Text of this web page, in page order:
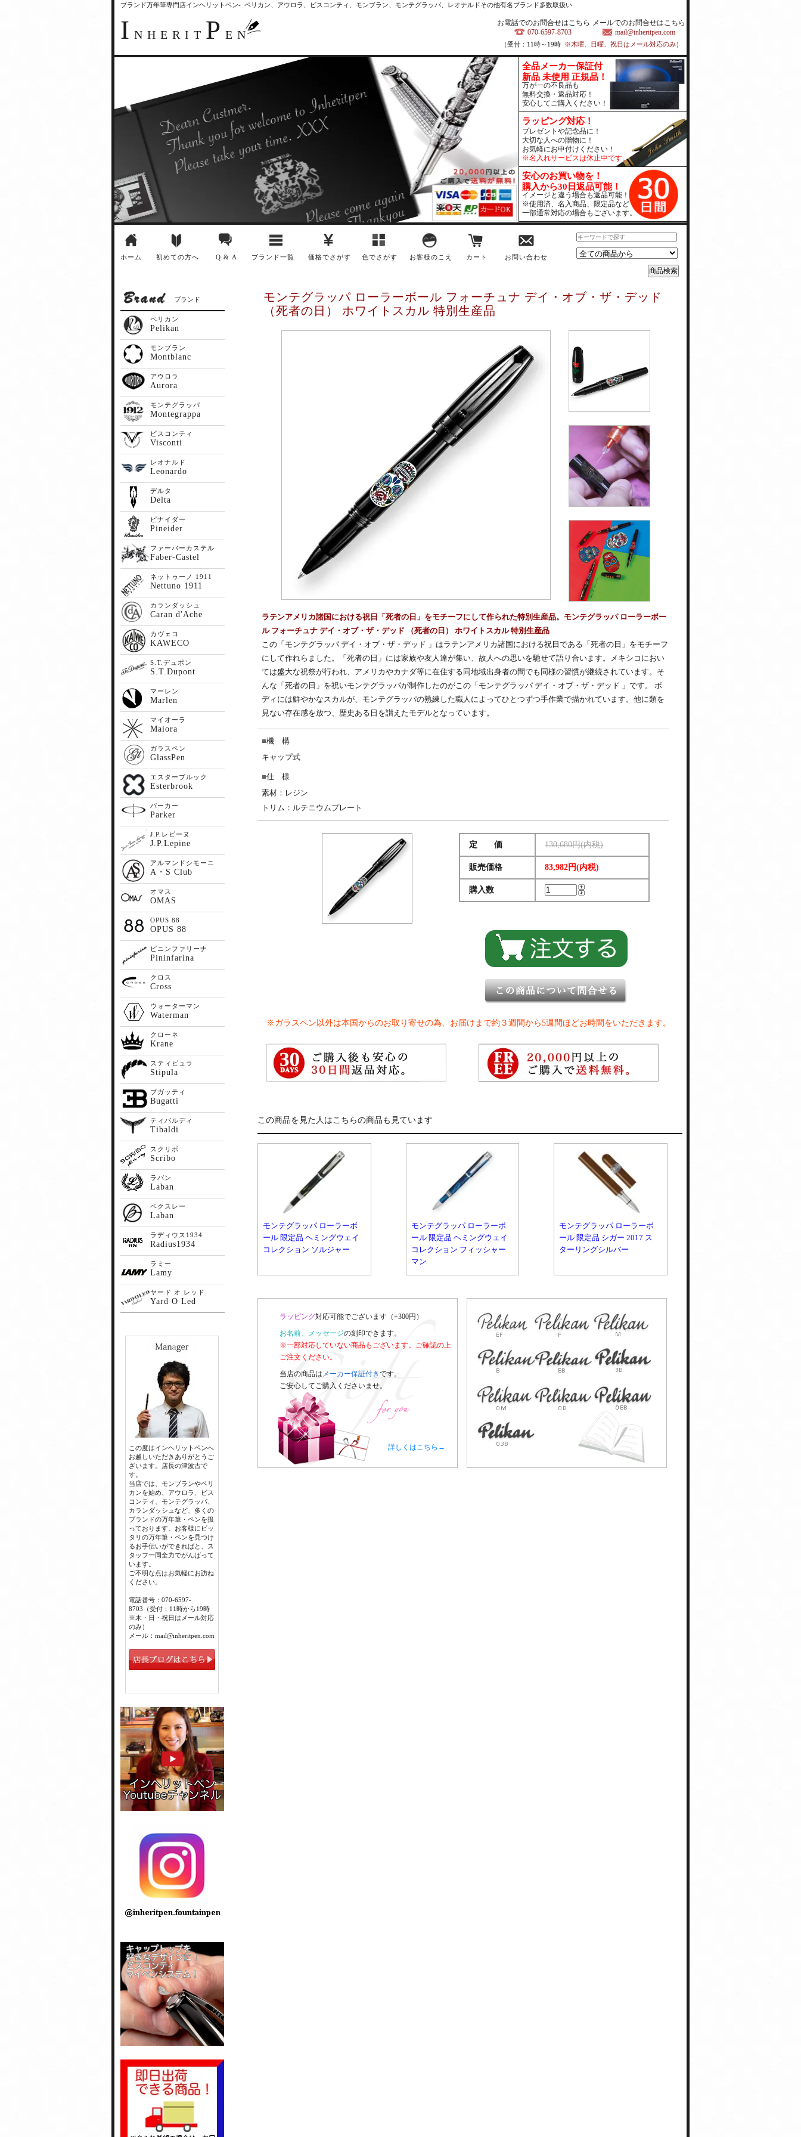
ブランド万年筆専門店インヘリットペン- ペリカン、アウロラ、ビスコンティ、モンブラン、モンテグラッパ、レオナルドその他有名ブランド多数取扱い
I NHERIT P EN
お電話でのお問合せはこちら
070-6597-8703
メールでのお問合せはこちら
mail@inheritpen.com
（受付：11時～19時 ※木曜、日曜、祝日はメール対応のみ）
全品メーカー保証付
新品 未使用 正規品！
万が一の不良品も
無料交換・返品対応！
安心してご購入ください！
ラッピング対応！
プレゼントや記念品に！
大切な人への贈物に！
お気軽にお申付けください！
※名入れサービスは休止中です。
安心のお買い物を！
購入から30日返品可能！
イメージと違う場合も返品可能！
※使用済、名入商品、限定品など
一部通常対応の場合もございます。
ホーム 初めての方へ Q & A ブランド一覧 価格でさがす 色でさがす お客様のこえ カート お問い合わせ
モンテグラッパ ローラーボール フォーチュナ デイ・オブ・ザ・デッド
（死者の日） ホワイトスカル 特別生産品
ラテンアメリカ諸国における祝日「死者の日」をモチーフにして作られた特別生産品。モンテグラッパ ローラーボー
ル フォーチュナ デイ・オブ・ザ・デッド （死者の日） ホワイトスカル 特別生産品
この「モンテグラッパ デイ・オブ・ザ・デッド 」はラテンアメリカ諸国における祝日である「死者の日」をモチーフ
にして作れらました。「死者の日」には家族や友人達が集い、故人への思いを馳せて語り合います。メキシコにおい
ては盛大な祝祭が行われ、アメリカやカナダ等に在住する同地域出身者の間でも同様の習慣が継続されています。そ
んな「死者の日」を祝いモンテグラッパが制作したのがこの「モンテグラッパ デイ・オブ・ザ・デッド 」です。 ボ
ディには鮮やかなスカルが、モンテグラッパの熟練した職人によってひとつずつ手作業で描かれています。他に類を
見ない存在感を放つ、歴史ある日を讃えたモデルとなっています。
機 構
キャップ式
仕 様
素材：レジン
トリム：ルテニウムプレート
定 価 130,680円(内税)
販売価格 83,982円(内税)
購入数
※ガラスペン以外は本国からのお取り寄せの為、お届けまで約３週間から5週間ほどお時間をいただきます。
この商品を見た人はこちらの商品も見ています
モンテグラッパ ローラーボ
ール 限定品 ヘミングウェイ
コレクション ソルジャー
モンテグラッパ ローラーボ
ール 限定品 ヘミングウェイ
コレクション フィッシャー
マン
モンテグラッパ ローラーボ
ール 限定品 シガー 2017 ス
ターリングシルバー
ラッピング対応可能でございます（+300円）
お名前、メッセージの刻印できます。
※一部対応していない商品もございます。ご確認の上
ご注文ください。
当店の商品は メーカー保証付きです。
ご安心してご購入くださいませ。
詳しくはこちら→
ブランド
ペリカン
Pelikan
モンブラン
Montblanc
アウロラ
Aurora
モンテグラッパ
Montegrappa
ビスコンティ
Visconti
レオナルド
Leonardo
デルタ
Delta
ピナイダー
Pineider
ファーバーカステル
Faber-Castel
ネットゥーノ 1911
Nettuno 1911
カランダッシュ
Caran d'Ache
カヴェコ
KAWECO
S.T.デュポン
S.T.Dupont
マーレン
Marlen
マイオーラ
Maiora
ガラスペン
GlassPen
エスターブルック
Esterbrook
パーカー
Parker
J.P.レピーヌ
J.P.Lepine
アルマンドシモーニ
A・S Club
オマス
OMAS
OPUS 88
OPUS 88
ピニンファリーナ
Pininfarina
クロス
Cross
ウォーターマン
Waterman
クローネ
Krane
スティピュラ
Stipula
ブガッティ
Bugatti
ティバルディ
Tibaldi
スクリボ
Scribo
ラバン
Laban
ベクスレー
Laban
ラディウス1934
Radius1934
ラミー
Lamy
ヤード オ レッド
Yard O Led
この度はインヘリットペンへ
お越しいただきありがとうご
ざいます。店長の津波古で
す。
当店では、モンブランやペリ
カンを始め、アウロラ、ビス
コンティ、モンテグラッパ、
カランダッシュなど、多くの
ブランドの万年筆・ペンを扱
っております。お客様にピッ
タリの万年筆・ペンを見つけ
るお手伝いができればと、ス
タッフ一同全力でがんばって
います。
ご不明な点はお気軽にお訪ね
ください。
電話番号：070-6597-
8703（受付：11時から19時
※木・日・祝日はメール対応
のみ）
メール：mail@inheritpen.com